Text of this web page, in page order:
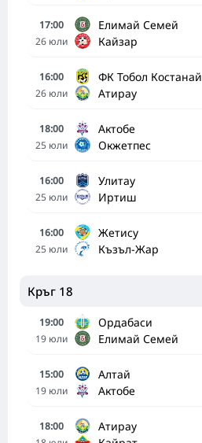
17:00
26 юли
Елимай Семей
Кайзар
16:00
26 юли
ФК Тобол Костанай
Атирау
18:00
25 юли
Актобе
Окжетпес
16:00
25 юли
Улитау
Иртиш
16:00
25 юли
Жетису
Къзъл-Жар
Кръг 18
19:00
19 юли
Ордабаси
Елимай Семей
15:00
19 юли
Алтай
Актобе
18:00
Атирау